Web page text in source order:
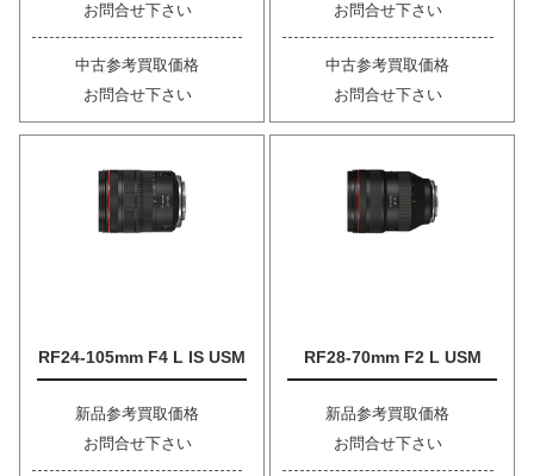
お問合せ下さい
中古参考買取価格
お問合せ下さい
お問合せ下さい
中古参考買取価格
お問合せ下さい
RF24-105mm F4 L IS USM
新品参考買取価格
お問合せ下さい
RF28-70mm F2 L USM
新品参考買取価格
お問合せ下さい